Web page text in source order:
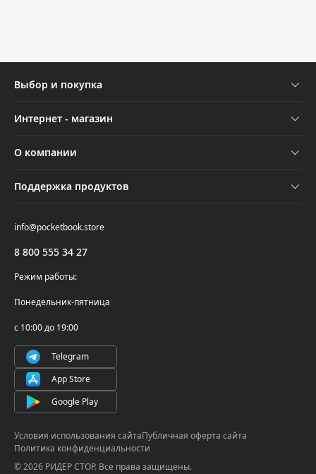
Выбор и покупка
Акции
Трейд-ин
Где купить
Интернет - магазин
Обмен и возврат
Самовывоз
О компании
Осторожно, мошенники!
PocketBook Cloud
Поддержка продуктов
Проверка серийного номера
8 800 555 34 27
info@pocketbook.store
Режим работы:
Понедельник-пятница
с 10:00 до 19:00
Telegram
App Store
Google Play
Условия использования сайтаПубличная оферта сайта
Политика конфиденциальности
© 2026 РИДЕР СТОР. Все права защищены.